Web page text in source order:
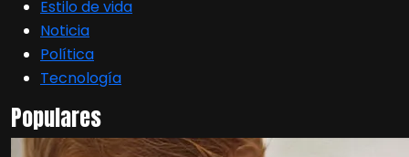
Estilo de vida
Noticia
Política
Tecnología
Populares